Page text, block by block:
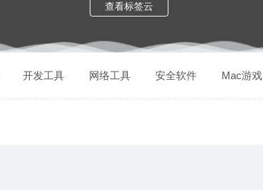
查看标签云
开发工具 网络工具 安全软件 Mac游戏
2021-06-07